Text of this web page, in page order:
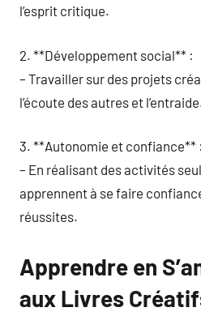
l’esprit critique.
2. **Développement social** :
– Travailler sur des projets
l’écoute des autres et
3. **Autonomie et confiance** :
– En réalisant des activités
apprennent à se faire
réussites.
Apprendre en
aux Livres